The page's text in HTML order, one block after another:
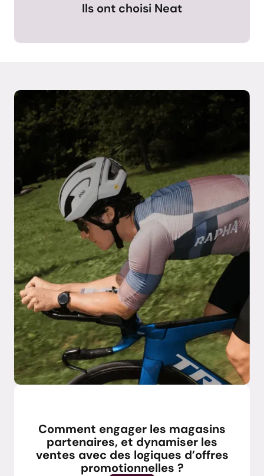
Ils ont choisi Neat
Comment engager les magasins
partenaires, et dynamiser les
ventes avec des logiques d’offres
promotionnelles ?